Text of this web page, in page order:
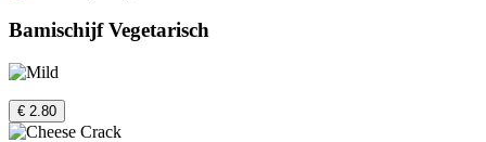
Bamischijf Vegetarisch
€ 2.80